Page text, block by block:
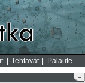
Tehtävät Palaute
–